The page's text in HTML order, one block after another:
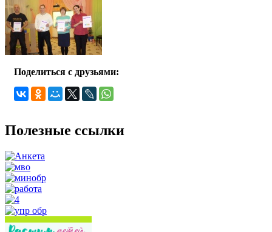
Поделиться с друзьями:
Полезные ссылки